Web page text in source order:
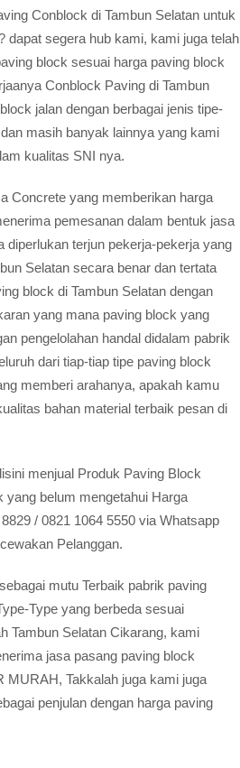
Conblock di Tambun Selatan untuk
dapat segera hub kami, kami juga telah
block sesuai harga paving block
Conblock Paving di Tambun
jalan dengan berbagai jenis tipe-
masih banyak lainnya yang kami
kualitas SNI nya.
Concrete yang memberikan harga
pemesanan dalam bentuk jasa
diperlukan terjun pekerja-pekerja yang
Selatan secara benar dan tertata
block di Tambun Selatan dengan
yang mana paving block yang
pengelolahan handal didalam pabrik
dari tiap-tiap tipe paving block
memberi arahanya, apakah kamu
bahan material terbaik pesan di
menjual Produk Paving Block
belum mengetahui Harga
/ 0821 1064 5550 via Whatsapp
Pelanggan.
mutu Terbaik pabrik paving
Type yang berbeda sesuai
Tambun Selatan Cikarang, kami
jasa pasang paving block
MURAH, Takkalah juga kami juga
penjulan dengan harga paving